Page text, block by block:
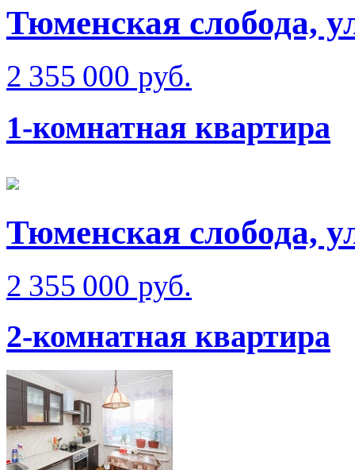
Тюменская слобода,
2 355 000 руб.
1-комнатная квартира
Тюменская слобода,
2 355 000 руб.
2-комнатная квартира